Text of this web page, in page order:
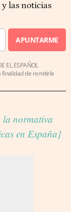
las noticias
APUNTARME
EL ESPAÑOL
finalidad de remitirle
normativa
en España]